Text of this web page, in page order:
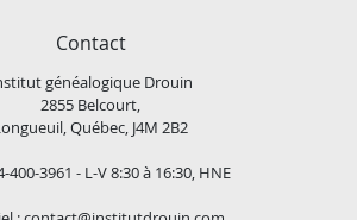
Contact
généalogique Drouin
2855 Belcourt,
Québec, J4M 2B2
400-3961 - L-V 8:30 à 16:30, HNE